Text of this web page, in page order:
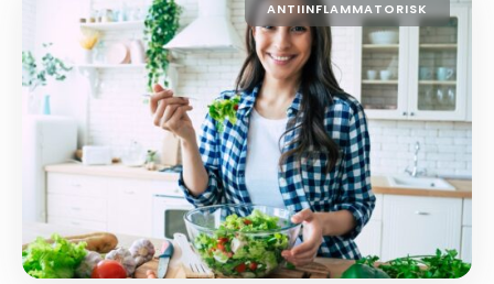
ANTIINFLAMMATORISK